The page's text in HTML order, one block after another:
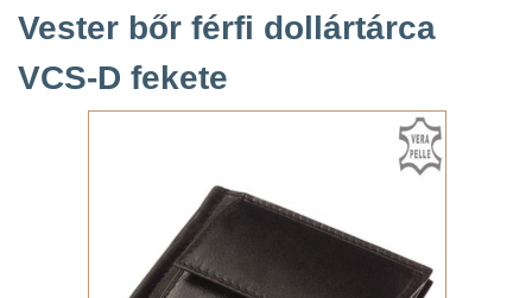
Vester bőr férfi dollártárca
VCS-D fekete